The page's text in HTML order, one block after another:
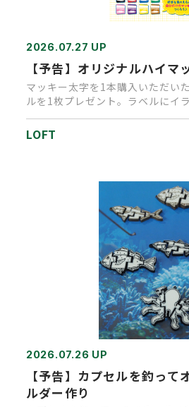
2026.07.27 UP
【予告】オリジナルハイマ
マッキー太字を1本購入いただい
ルを1枚プレゼント。ラベルにイ
いただきオリジナルマ…
LOFT
2026.07.26 UP
【予告】カプセルを釣って
ルダー作り